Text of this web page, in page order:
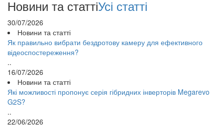
Новини та статтіУсі статті
30/07/2026
Новини та статті
Як правильно вибрати бездротову камеру для ефективного
відеоспостереження?
..
16/07/2026
Новини та статті
Які можливості пропонує серія гібридних інверторів Megarevo
G2S?
..
22/06/2026